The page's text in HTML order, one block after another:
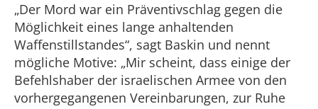
„Der Mord war ein Präventivschlag gegen die
Möglichkeit eines lange anhaltenden
Waffenstillstandes“, sagt Baskin und nennt
mögliche Motive: „Mir scheint, dass einige der
Befehlshaber der israelischen Armee von den
vorhergegangenen Vereinbarungen, zur Ruhe